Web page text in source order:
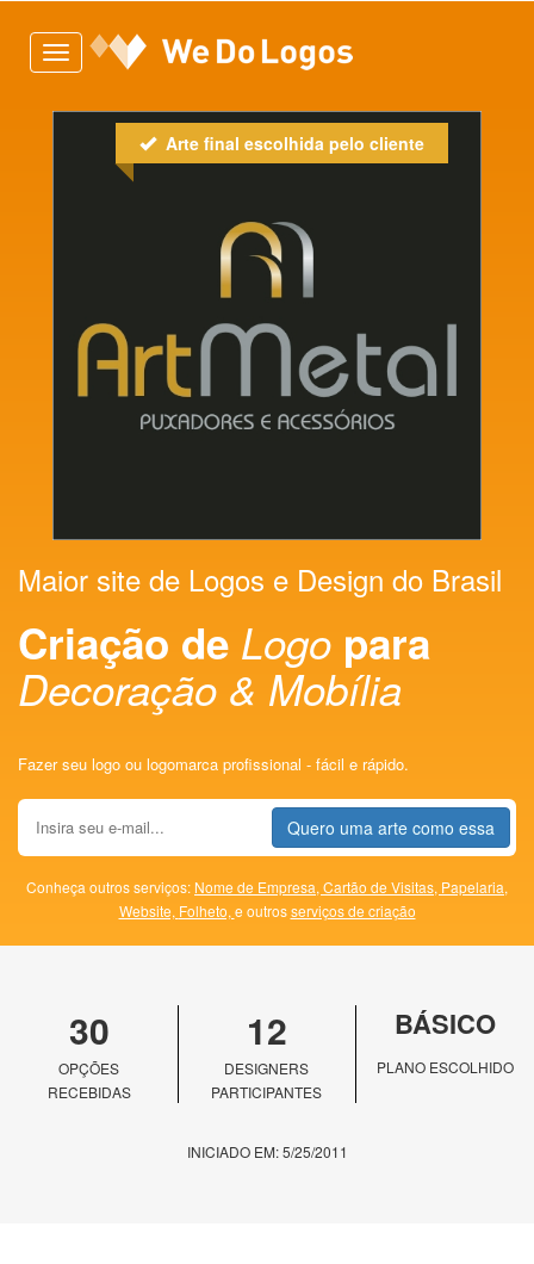
Toggle
navigation
Arte final escolhida pelo cliente
Maior site de Logos e Design do Brasil
Criação de Logo para
Decoração & Mobília
Fazer seu logo ou logomarca profissional - fácil e rápido.
Quero uma arte como essa
Conheça outros serviços: Nome de Empresa, Cartão de Visitas, Papelaria,
Website, Folheto, e outrosserviços de criação
30
OPÇÕES
RECEBIDAS
12
DESIGNERS
PARTICIPANTES
BÁSICO
PLANO ESCOLHIDO
INICIADO EM: 5/25/2011